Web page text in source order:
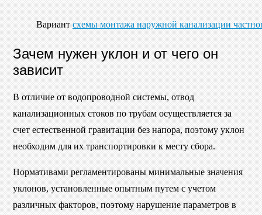
Вариант схемы монтажа наружной канализации
Зачем нужен уклон и от чего он
зависит
В отличие от водопроводной системы, отвод
канализационных стоков по трубам осуществляется за
счет естественной гравитации без напора, поэтому уклон
необходим для их транспортировки к месту сбора.
Нормативами регламентированы минимальные значения
уклонов, установленные опытным путем с учетом
различных факторов, поэтому нарушение параметров в